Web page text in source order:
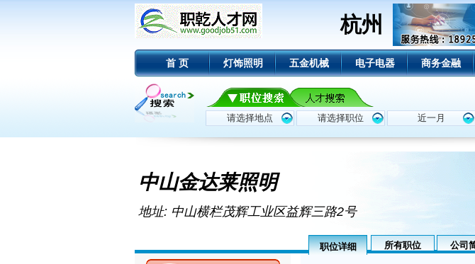
杭州
首 页 灯饰照明 五金机械 电子电器 商务金融
中山金达莱照明
地址: 中山横栏茂辉工业区益辉三路2号
职位详细 所有职位 公司